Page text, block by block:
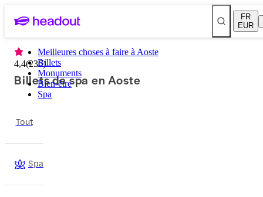
FR
EUR
Meilleures choses à faire à Aoste
Billets
Monuments
Bien-être
Spa
4,4(236)
Billets de spa en Aoste
Tout
Spa